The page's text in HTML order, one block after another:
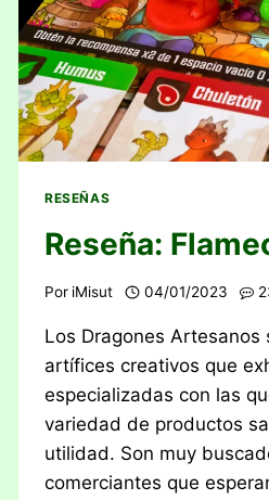
RESEÑAS
Reseña:
Por iMisut 04/01/2023
Los Dragones Artesanos
artífices creativos que
especializadas con las
variedad de productos
utilidad. Son muy
comerciantes que